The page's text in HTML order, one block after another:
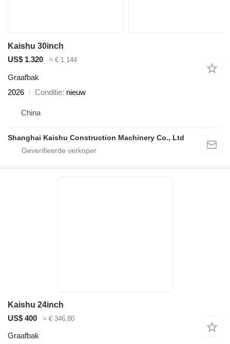
Kaishu 30inch
US$ 1.320
≈ € 1.144
Graafbak
2026
Conditie nieuw
China
Shanghai Kaishu Construction Machinery Co., Ltd
Kaishu 24inch
US$ 400
≈ € 346,80
Graafbak